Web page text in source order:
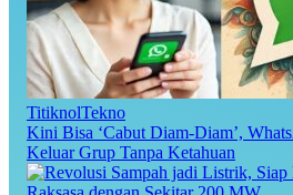
TitiknolTekno
Kini Bisa ‘Cabut Diam-Diam’,
Keluar Grup Tanpa Ketahuan